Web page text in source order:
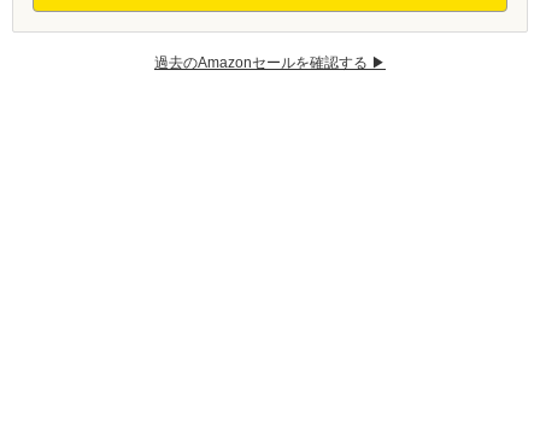
過去のAmazonセールを確認する ▶︎